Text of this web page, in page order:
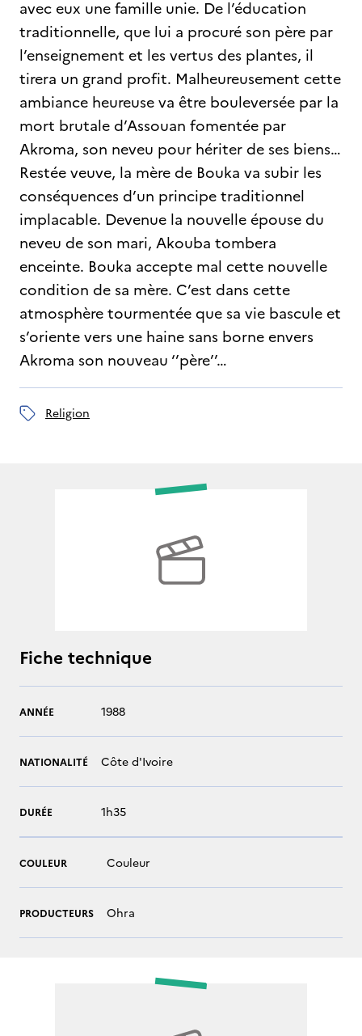
avec eux une famille unie. De l’éducation
traditionnelle, que lui a procuré son père par
l’enseignement et les vertus des plantes, il
tirera un grand profit. Malheureusement cette
ambiance heureuse va être bouleversée par la
mort brutale d’Assouan fomentée par
Akroma, son neveu pour hériter de ses biens…
Restée veuve, la mère de Bouka va subir les
conséquences d’un principe traditionnel
implacable. Devenue la nouvelle épouse du
neveu de son mari, Akouba tombera
enceinte. Bouka accepte mal cette nouvelle
condition de sa mère. C’est dans cette
atmosphère tourmentée que sa vie bascule et
s’oriente vers une haine sans borne envers
Akroma son nouveau ‘’père’’…
religion
Fiche technique
ANNÉE 1988
NATIONALITÉ Côte d'Ivoire
DURÉE 1h35
COULEUR Couleur
PRODUCTEURS Ohra